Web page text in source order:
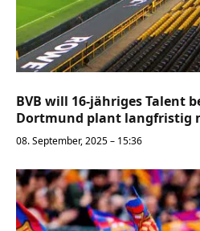
BVB will 16-jähriges Talent
Dortmund plant langfristig
08. September, 2025 – 15:36